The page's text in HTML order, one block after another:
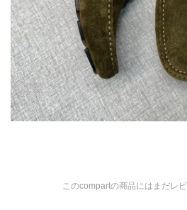
このcompartの商品にはまだレ